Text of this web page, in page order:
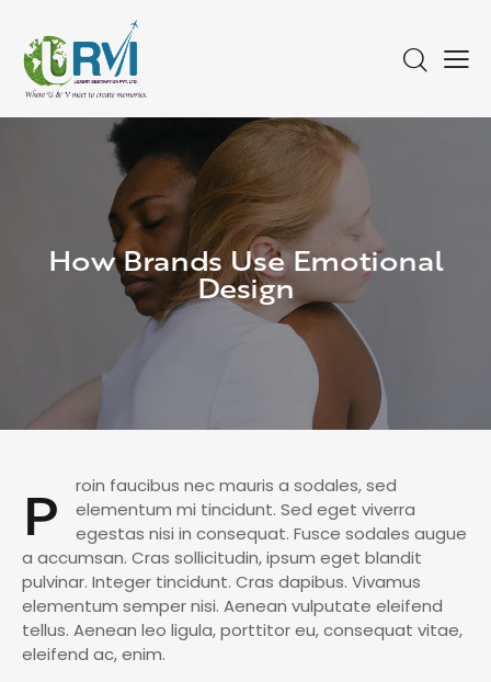
How Brands Use Emotional
Design
P
roin faucibus nec mauris a sodales, sed
elementum mi tincidunt. Sed eget viverra
egestas nisi in consequat. Fusce sodales augue
a accumsan. Cras sollicitudin, ipsum eget blandit
pulvinar. Integer tincidunt. Cras dapibus. Vivamus
elementum semper nisi. Aenean vulputate eleifend
tellus. Aenean leo ligula, porttitor eu, consequat vitae,
eleifend ac, enim.